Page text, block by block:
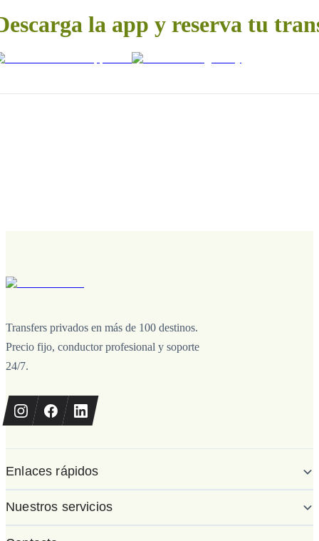
la app y reserva tu
Transfers privados en más de 100 destinos.
Precio fijo, conductor profesional y soporte
24/7.
Enlaces rápidos
Nuestros servicios